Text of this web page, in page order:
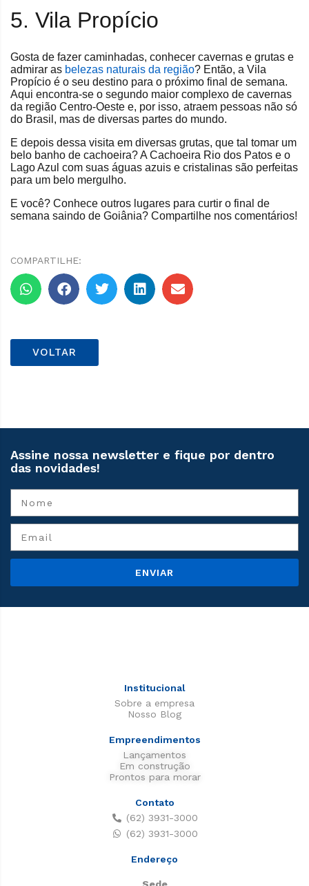
5. Vila Propício
Gosta de fazer caminhadas, conhecer cavernas e grutas e
admirar as belezas naturais da região? Então, a Vila
Propício é o seu destino para o próximo final de semana.
Aqui encontra-se o segundo maior complexo de cavernas
da região Centro-Oeste e, por isso, atraem pessoas não só
do Brasil, mas de diversas partes do mundo.
E depois dessa visita em diversas grutas, que tal tomar um
belo banho de cachoeira? A Cachoeira Rio dos Patos e o
Lago Azul com suas águas azuis e cristalinas são perfeitas
para um belo mergulho.
E você? Conhece outros lugares para curtir o final de
semana saindo de Goiânia? Compartilhe nos comentários!
COMPARTILHE:
VOLTAR
Assine nossa newsletter e fique por dentro
das novidades!
ENVIAR
Institucional
Sobre a empresa
Nosso Blog
Empreendimentos
Lançamentos
Em construção
Prontos para morar
Contato
(62) 3931-3000
(62) 3931-3000
Endereço